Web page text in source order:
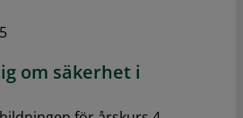
om säkerhet i